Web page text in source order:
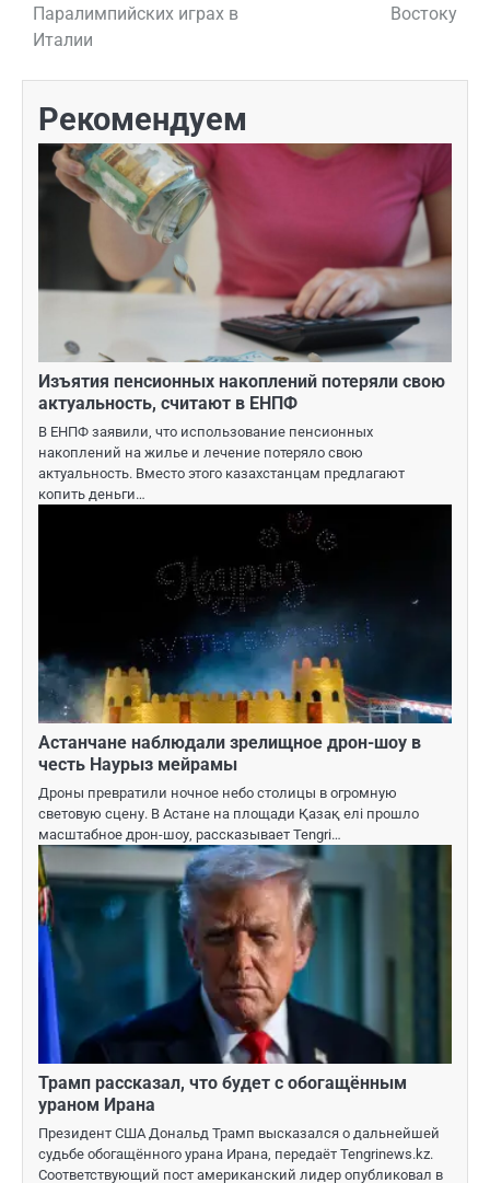
записям
Паралимпийских играх в
Италии
Востоку
Рекомендуем
Изъятия пенсионных накоплений потеряли свою
актуальность, считают в ЕНПФ
В ЕНПФ заявили, что использование пенсионных
накоплений на жилье и лечение потеряло свою
актуальность. Вместо этого казахстанцам предлагают
копить деньги…
Астанчане наблюдали зрелищное дрон-шоу в
честь Наурыз мейрамы
Дроны превратили ночное небо столицы в огромную
световую сцену. В Астане на площади Қазақ елі прошло
масштабное дрон-шоу, рассказывает Tengri…
Трамп рассказал, что будет с обогащённым
ураном Ирана
Президент США Дональд Трамп высказался о дальнейшей
судьбе обогащённого урана Ирана, передаёт Tengrinews.kz.
Соответствующий пост американский лидер опубликовал в